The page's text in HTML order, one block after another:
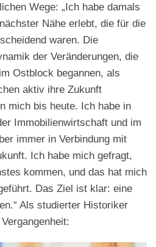
Wege: „Ich habe damals
Nähe erlebt, die für die
waren. Die
der Veränderungen, die
Ostblock begannen, als
aktiv ihre Zukunft
mich bis heute. Ich habe in
Immobilienwirtschaft und im
immer in Verbindung mit
Ich habe mich gefragt,
kommen, und das hat mich
Das Ziel ist klar: eine
Als studierter Historiker